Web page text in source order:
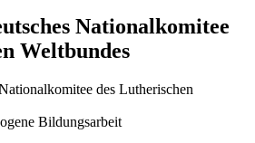
Nationalkomitee
Weltbundes
des Lutherischen
Bildungsarbeit